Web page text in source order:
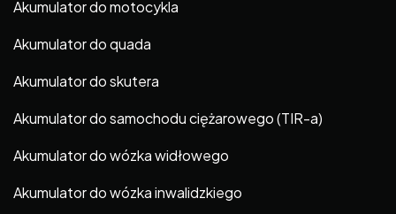
Akumulator do motocykla
Akumulator do quada
Akumulator do skutera
Akumulator do samochodu ciężarowego (TIR-a)
Akumulator do wózka widłowego
Akumulator do wózka inwalidzkiego